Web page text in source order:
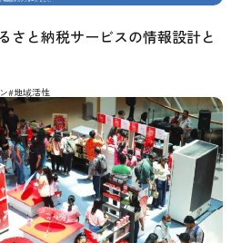
さと納税サービスの情報設計と
#地域活性